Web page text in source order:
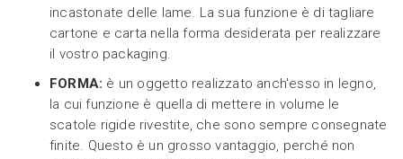
incastonate delle lame. La sua funzione è di tagliare
cartone e carta nella forma desiderata per realizzare
il vostro packaging.
FORMA: è un oggetto realizzato anch'esso in legno,
la cui funzione è quella di mettere in volume le
scatole rigide rivestite, che sono sempre consegnate
finite. Questo è un grosso vantaggio, perché non